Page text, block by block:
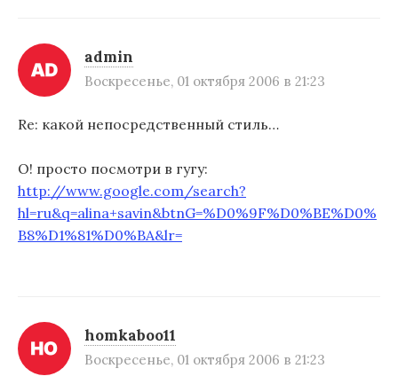
admin
Воскресенье, 01 октября 2006 в 21:23
Re: какой непосредственный стиль…
О! просто посмотри в гугу:
http://www.google.com/search?
hl=ru&q=alina+savin&btnG=%D0%9F%D0%BE%D0%
B8%D1%81%D0%BA&lr=
homkaboo11
Воскресенье, 01 октября 2006 в 21:23